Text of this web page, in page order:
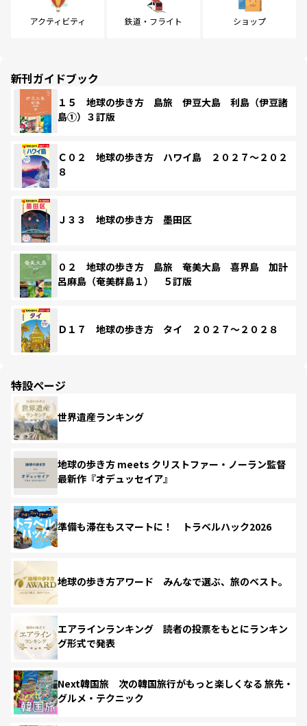
アクティビティ 鉄道・フライト ショップ
新刊ガイドブック
１５ 地球の歩き方 島旅 伊豆大島 利島（伊豆諸
島①）３訂版
Ｃ０２ 地球の歩き方 ハワイ島 ２０２７～２０２
８
Ｊ３３ 地球の歩き方 墨田区
０２ 地球の歩き方 島旅 奄美大島 喜界島 加計
呂麻島（奄美群島１） ５訂版
Ｄ１７ 地球の歩き方 タイ ２０２７～２０２８
特設ページ
世界遺産ランキング
地球の歩き方 meets クリストファー・ノーラン監督
最新作『オデュッセイア』
準備も滞在もスマートに！ トラベルハック2026
地球の歩き方アワード みんなで選ぶ、旅のベスト。
エアラインランキング 読者の投票をもとにランキン
グ形式で発表
Next韓国旅 次の韓国旅行がもっと楽しくなる 旅先・
グルメ・テクニック